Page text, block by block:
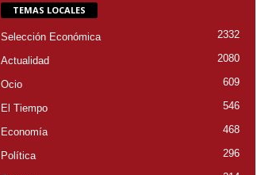
TEMAS LOCALES
Selección Económica 2332
Actualidad 2080
Ocio 609
El Tiempo 546
Economía 468
Política 296